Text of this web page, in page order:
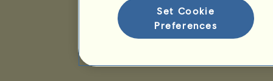
Set Cookie
Preferences